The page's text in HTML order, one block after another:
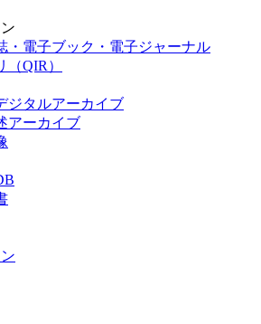
・電子ブック・電子ジャーナル
（QIR）
ジタルアーカイブ
アーカイブ